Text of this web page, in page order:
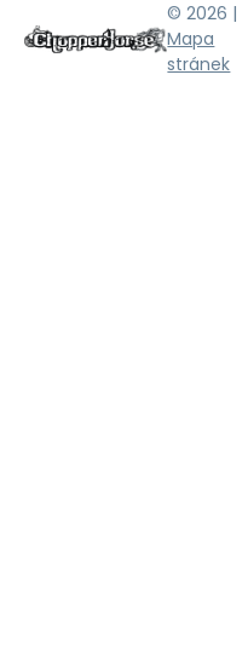
© 2026 |
Mapa
stránek